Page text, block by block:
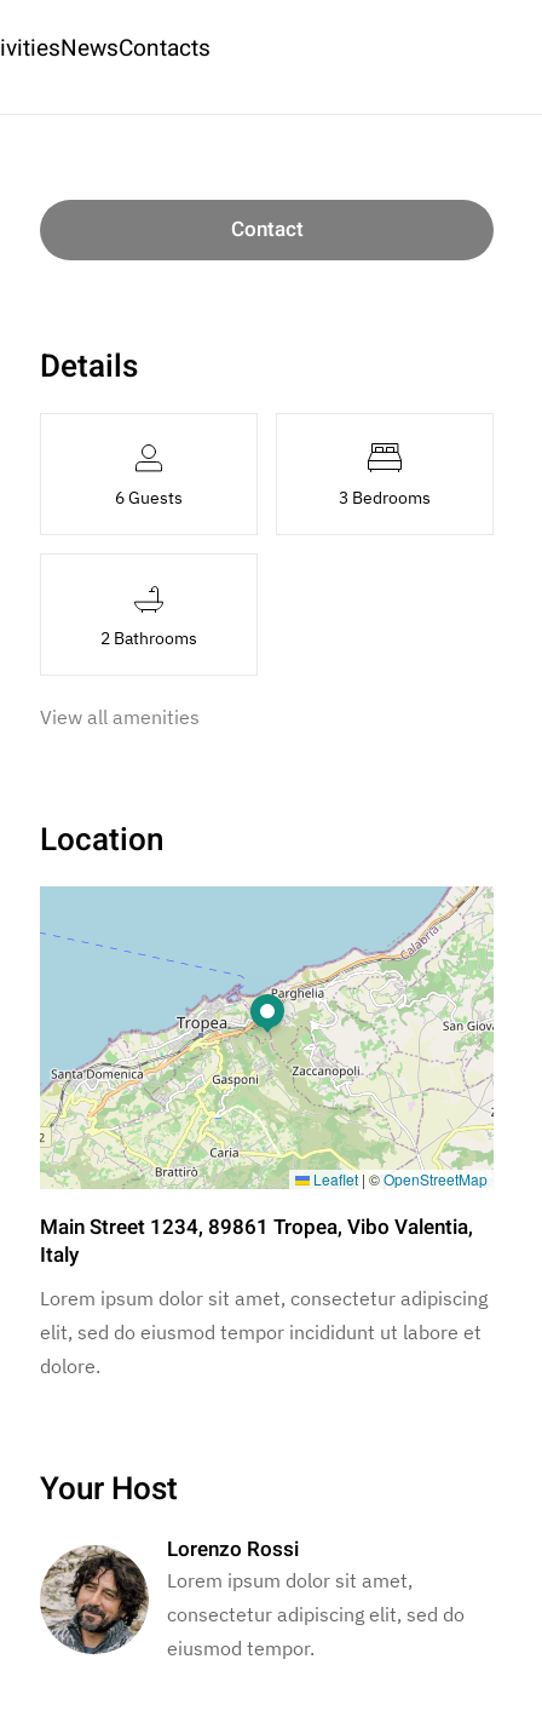
NewsContacts
Contact
Details
6 Guests 3 Bedrooms
2 Bathrooms
View all amenities
Location
Leaflet | ©OpenStreetMap
Main Street 1234, 89861 Tropea, Vibo Valentia,
Italy
Lorem ipsum dolor sit amet, consectetur adipiscing
elit, sed do eiusmod tempor incididunt ut labore et
dolore.
Your Host
Lorenzo Rossi
Lorem ipsum dolor sit amet,
consectetur adipiscing elit, sed do
eiusmod tempor.